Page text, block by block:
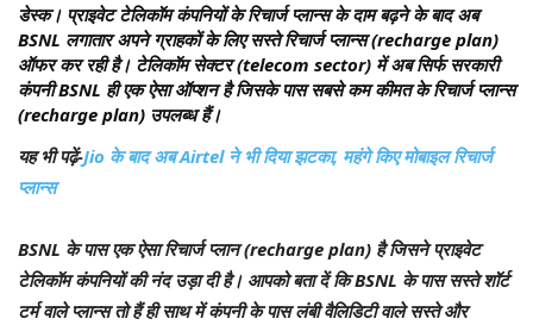
डेस्क। प्राइवेट टेलिकॉम कंपनियों के रिचार्ज प्लान्स के दाम बढ़ने के बाद अब
BSNL लगातार अपने ग्राहकों के लिए सस्ते रिचार्ज प्लान्स (recharge plan)
ऑफर कर रही है। टेलिकॉम सेक्टर (telecom sector) में अब सिर्फ सरकारी
कंपनी BSNL ही एक ऐसा ऑप्शन है जिसके पास सबसे कम कीमत के रिचार्ज प्लान्स
(recharge plan) उपलब्ध हैं।
यह भी पढ़ें-Jio के बाद अब Airtel ने भी दिया झटका, महंगे किए मोबाइल रिचार्ज
प्लान्स
BSNL के पास एक ऐसा रिचार्ज प्लान (recharge plan) है जिसने प्राइवेट
टेलिकॉम कंपनियों की नंद उड़ा दी है। आपको बता दें कि BSNL के पास सस्ते शॉर्ट
टर्म वाले प्लान्स तो हैं ही साथ में कंपनी के पास लंबी वैलिडिटी वाले सस्ते और